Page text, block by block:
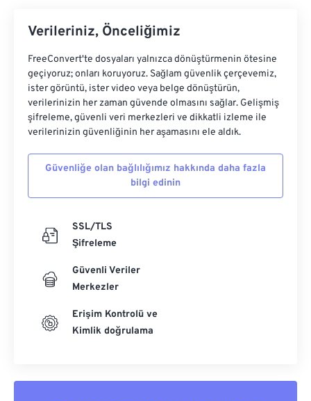
Verileriniz, Önceliğimiz
FreeConvert'te dosyaları yalnızca dönüştürmenin ötesine
geçiyoruz; onları koruyoruz. Sağlam güvenlik çerçevemiz,
ister görüntü, ister video veya belge dönüştürün,
verilerinizin her zaman güvende olmasını sağlar. Gelişmiş
şifreleme, güvenli veri merkezleri ve dikkatli izleme ile
verilerinizin güvenliğinin her aşamasını ele aldık.
Güvenliğe olan bağlılığımız hakkında daha fazla
bilgi edinin
SSL/TLS
Şifreleme
Güvenli Veriler
Merkezler
Erişim Kontrolü ve
Kimlik doğrulama